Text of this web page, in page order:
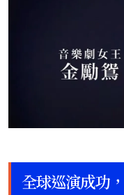
全球巡演成功